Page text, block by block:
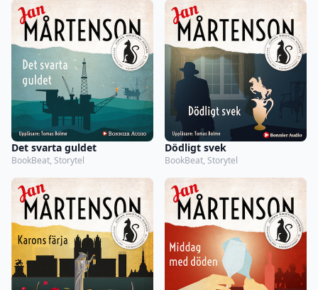
Det svarta guldet
BookBeat, Storytel
Dödligt svek
BookBeat, Storytel